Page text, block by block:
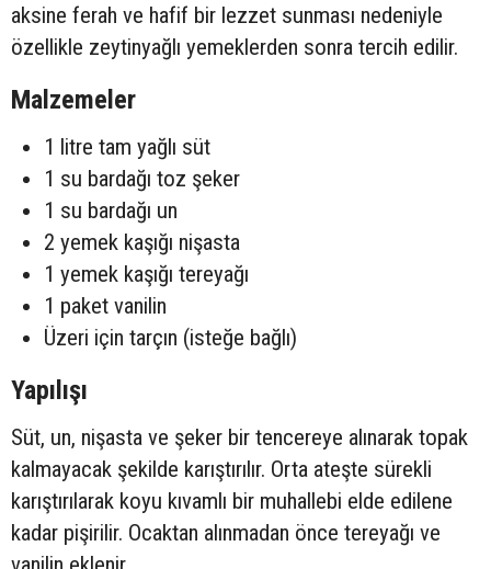
aksine ferah ve hafif bir lezzet sunması nedeniyle
özellikle zeytinyağlı yemeklerden sonra tercih edilir.
Malzemeler
1 litre tam yağlı süt
1 su bardağı toz şeker
1 su bardağı un
2 yemek kaşığı nişasta
1 yemek kaşığı tereyağı
1 paket vanilin
Üzeri için tarçın (isteğe bağlı)
Yapılışı
Süt, un, nişasta ve şeker bir tencereye alınarak topak
kalmayacak şekilde karıştırılır. Orta ateşte sürekli
karıştırılarak koyu kıvamlı bir muhallebi elde edilene
kadar pişirilir. Ocaktan alınmadan önce tereyağı ve